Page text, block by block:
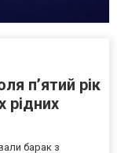
пʼятий рік
рідних
барак з